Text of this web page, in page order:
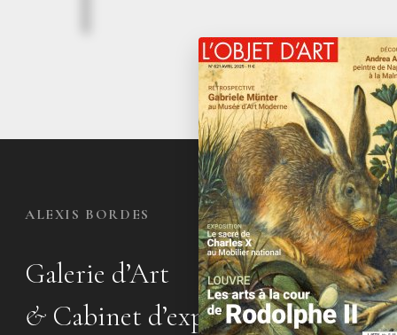
ALEXIS BORDES
Galerie d’Art
& Cabinet d’expertise